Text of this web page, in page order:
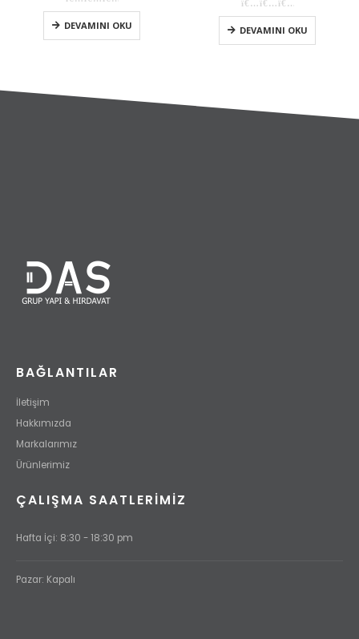
05 üzerinden
DEVAMINI OKU
05 üzerinden
DEVAMINI OKU
BAĞLANTILAR
İletişim
Hakkımızda
Markalarımız
Ürünlerimiz
ÇALIŞMA SAATLERİMİZ
Hafta İçi: 8:30 - 18:30 pm
Pazar: Kapalı